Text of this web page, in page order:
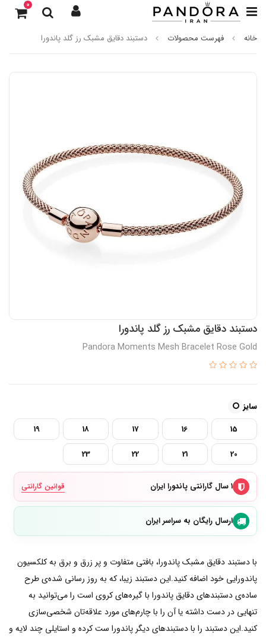
0
خانه فهرست محصولات دستبند دقایق مشبک رز گلد پاندورا
دستبند دقایق مشبک رز گلد پاندورا
Pandora Moments Mesh Bracelet Rose Gold
سایز
15
16
17
18
19
20
21
22
23
۱ سال گارانتی پاندورا ایران قوانین گارانتی
ارسال رایگان به سراسر ایران
با دستبند دقایق مشبک پاندورا، بافتی متفاوت و پر زرق و برق به کلکسیون
پاندورایی خود اضافه کنید.این دستبند زیبا، که به روز رسانی شده‌ی طرح
ساده‌ی دستبند‌های دقایق پاندورا با گیره‌های کروی است را می‌توانید به
تنهایی در دست داشته یا آن را با چارم‌های مورد علاقه‌تان شخصی‌سازی
کنید.این دستبند را با دستبندهای دیگر پاندورا ست کرده و استایلی چند لایه و